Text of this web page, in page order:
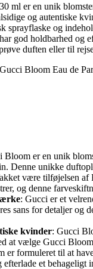
ml er en unik
og autentiske
sprayflaske og
god holdbarhed og
duften eller til
Bloom Eau de
Bloom er en unik
Denne unikke
være tilføjelsen af
og denne
: Gucci er et
sans for detaljer og
kvinder: Gucci
at vælge Gucci
er formuleret til at
et behageligt